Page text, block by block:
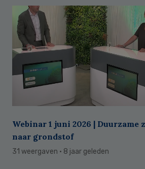
Webinar 1 juni 2026 | Duurzame
naar grondstof
31 weergaven · 8 jaar geleden